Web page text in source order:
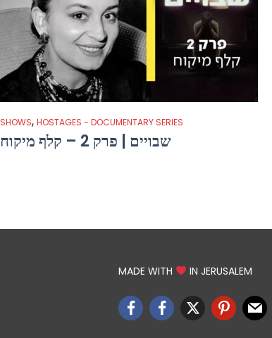
SHOWS, HOSTAGES - DOCUMENTARY SERIES
שבויים | פרק 2 – קלף מיקוח
MADE WITH IN JERUSALEM